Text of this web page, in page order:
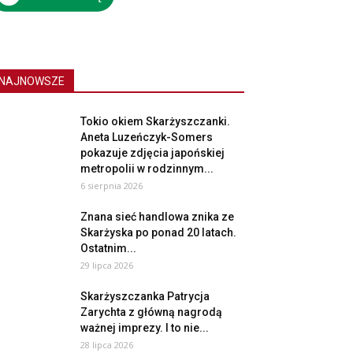
Tokio okiem Skarżyszczanki.
Aneta Luzeńczyk-Somers
pokazuje zdjęcia japońskiej
metropolii w rodzinnym...
6 sierpnia 2026
Znana sieć handlowa znika ze
Skarżyska po ponad 20 latach.
Ostatnim...
29 lipca 2026
Skarżyszczanka Patrycja
Zarychta z główną nagrodą
ważnej imprezy. I to nie...
28 lipca 2026